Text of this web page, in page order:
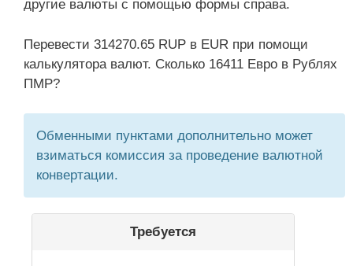
другие валюты с помощью формы справа.
Перевести 314270.65 RUP в EUR при помощи
калькулятора валют. Сколько 16411 Евро в Рублях
ПМР?
Обменными пунктами дополнительно может
взиматься комиссия за проведение валютной
конвертации.
Требуется